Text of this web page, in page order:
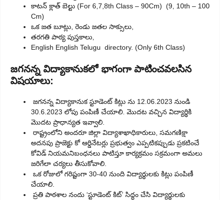
కాటన్ క్లాత్ బెల్టు (For 6,7,8th Class – 90Cm) (9, 10th – 100
Cm)
ఒక జత బూట్లు, రెండు జతల సాక్సులు,
తరగతి పాఠ్య పుస్తకాలు,
English English Telugu directory. (Only 6th Class)
జగనన్న విద్యాకానుకలో భాగంగా పాటించవలసిన
విషయాలు:
జగనన్న విద్యాకానుక స్టూడెంట్ కిట్లు ను 12.06.2023 నుండి
30.6.2023 లోపు పంపిణీ చేయాలి. మొదట వచ్చిన విద్యార్థికి
మొదట ప్రాధాన్యత ఇవ్వాలి.
రాష్ట్రంలోని అందరూ జిల్లా విద్యాశాఖాధికారులు, సమగణిక్షా
అదనపు ప్రాజెక్టు కో ఆర్డినేటర్లు ప్రభుత్వం ఎప్పటికప్పుడు ప్రకటించే
కోవిడ్ నియమనిబంధనలు పాటిస్తూ కార్యక్రమం సక్రమంగా అమలు
జరిగేలా చర్యలు తీసుకోవాలి.
ఒక రోజులో గరిష్టంగా 30-40 నుంది విద్యార్థులకు కిట్లు పంపిణీ
చేయాలి.
ప్రతి పాఠశాల నందు ‘స్టూడెంట్ కిట్’ సిద్ధం చేసి విద్యార్థులకు